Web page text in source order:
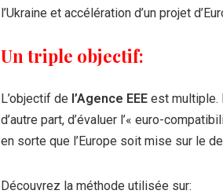
l’Ukraine et accélération d’un projet
Un triple objectif:
L’objectif de l’Agence EEE est multiple.
d’autre part, d’évaluer l’« euro-
en sorte que l’Europe soit mise sur le
Découvrez la méthode utilisée sur: